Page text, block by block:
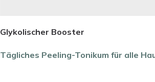
Glykolischer Booster
Tägliches Peeling-Tonikum für alle